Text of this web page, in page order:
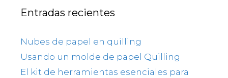
Entradas recientes
Nubes de papel en quilling
Usando un molde de papel Quilling
El kit de herramientas esenciales para